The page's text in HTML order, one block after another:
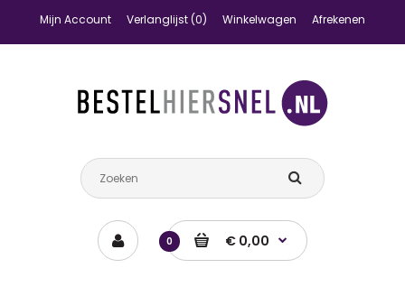
Mijn Account Verlanglijst (0) Winkelwagen Afrekenen
0 € 0,00